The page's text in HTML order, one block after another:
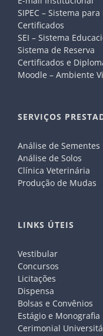
SIPEC – Sistema
Certificados
SEI – Sistema
Sistema de Reserva
Certificados e
Moodle – Ambiente
SERVIÇOS
Análise de Sementes
Análise de Solos
Clínica Veterinária
Produção de Mudas
LINKS ÚTEIS
Vestibular
Concursos
Licitações
Dispensa
Bolsas e Convênios
Estágio e Monografia
Cerimonial